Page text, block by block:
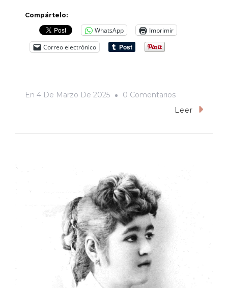
Compártelo:
WhatsApp
Imprimir
Correo electrónico
En 4 De Marzo De 2025 0 ComentariosEn
Las
Leer